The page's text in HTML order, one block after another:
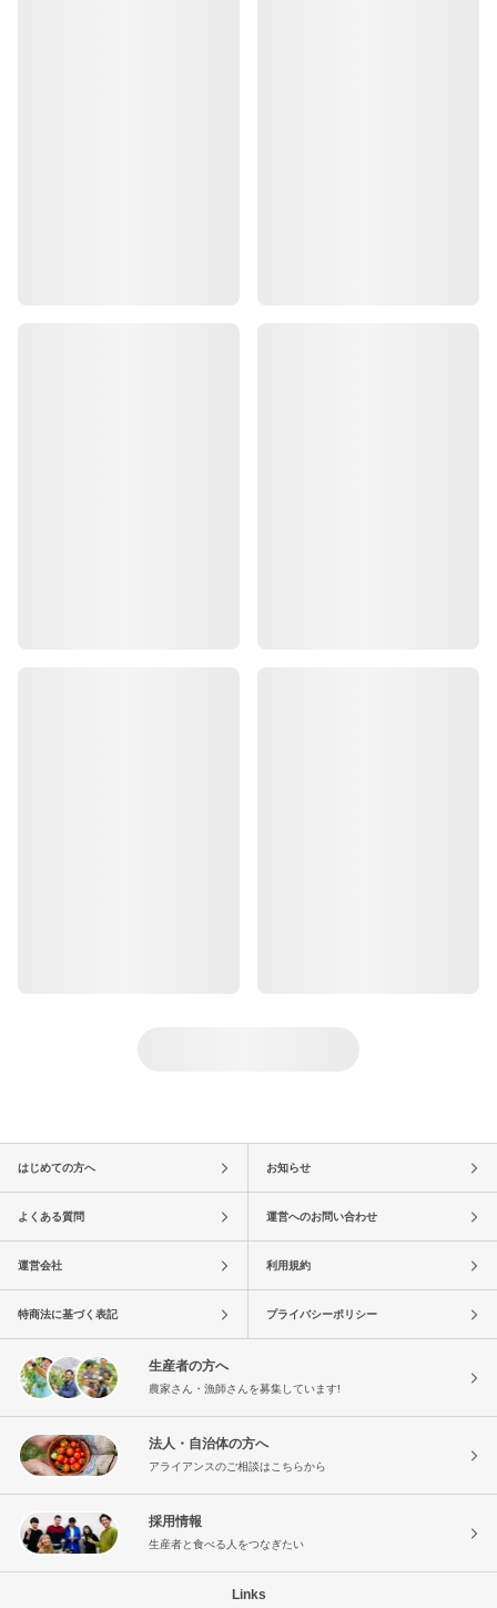
はじめての方へ お知らせ
よくある質問 運営へのお問い合わせ
運営会社 利用規約
特商法に基づく表記 プライバシーポリシー
生産者の方へ
農家さん・漁師さんを募集しています!
法人・自治体の方へ
アライアンスのご相談はこちらから
採用情報
生産者と食べる人をつなぎたい
Links